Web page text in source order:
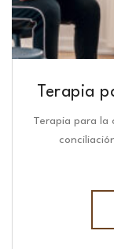
Terapia
Terapia para la